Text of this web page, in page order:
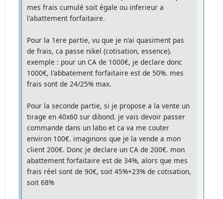
mes frais cumulé soit égale ou inferieur a
l'abattement forfaitaire.
Pour la 1ere partie, vu que je n'ai quasiment pas
de frais, ca passe nikel (cotisation, essence).
exemple : pour un CA de 1000€, je declare donc
1000€, l'abbatement forfaitaire est de 50%. mes
frais sont de 24/25% max.
Pour la seconde partie, si je propose a la vente un
tirage en 40x60 sur dibond. je vais devoir passer
commande dans un labo et ca va me couter
environ 100€. imaginons que je la vende a mon
client 200€. Donc je declare un CA de 200€. mon
abattement forfaitaire est de 34%, alors que mes
frais réel sont de 90€, soit 45%+23% de cotisation,
soit 68%